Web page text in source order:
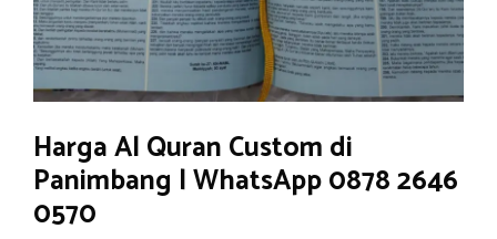
Harga Al Quran Custom di
Panimbang | WhatsApp 0878 2646
0570